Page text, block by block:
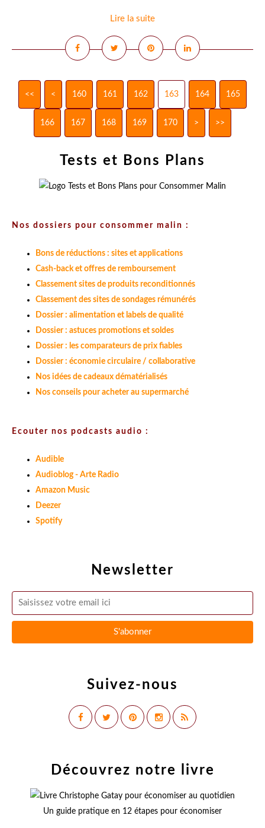
Lire la suite
<< < 100
110
120
130
140
150
160 161 162 163 164 165
166 167 168 169 170 180
190
200
> >>
Newsletter
Suivez-nous
Tests et Bons Plans
Nos dossiers pour consommer malin :
Bons de réductions : sites et applications
Cash-back et offres de remboursement
Classement sites de produits reconditionnés
Classement des sites de sondages rémunérés
Dossier : alimentation et labels de qualité
Dossier : astuces promotions et soldes
Dossier : les comparateurs de prix fiables
Dossier : économie circulaire / collaborative
Nos idées de cadeaux dématérialisés
Nos conseils pour acheter au supermarché
Ecouter nos podcasts audio :
Audible
Audioblog - Arte Radio
Amazon Music
Deezer
Spotify
Découvrez notre livre
Un guide pratique en 12 étapes pour économiser